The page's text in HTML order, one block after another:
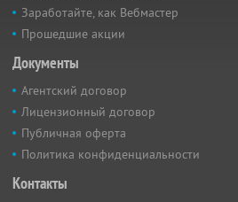
Заработайте, как Вебмастер
Прошедшие акции
Документы
Агентский договор
Лицензионный договор
Публичная оферта
Политика конфиденциальности
Контакты